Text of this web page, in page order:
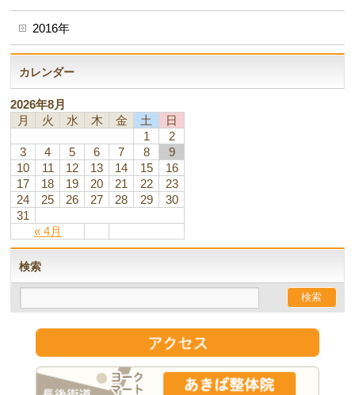
2016年
カレンダー
2026年8月
月
火 水 木 金 土 日
« 4月
1
2
3
4 5 6 7 8
9
10
11 12 13 14 15
16
17
18 19 20 21 22
23
24
25 26 27 28 29
30
31
検索